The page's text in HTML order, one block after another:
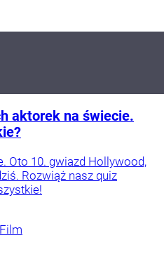
aktorek na świecie.
Oto 10. gwiazd Hollywood,
Rozwiąż nasz quiz
Film